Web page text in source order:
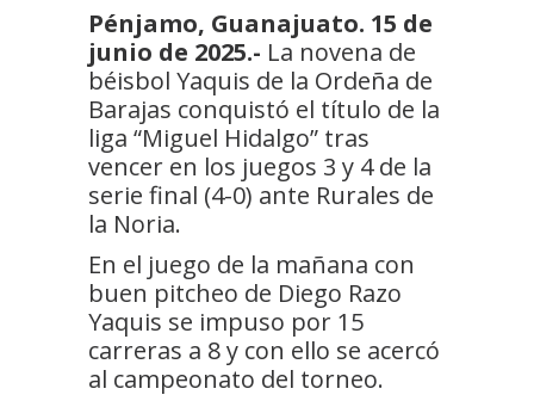
Pénjamo, Guanajuato. 15 de
junio de 2025.- La novena de
béisbol Yaquis de la Ordeña de
Barajas conquistó el título de la
liga “Miguel Hidalgo” tras
vencer en los juegos 3 y 4 de la
serie final (4-0) ante Rurales de
la Noria.
En el juego de la mañana con
buen pitcheo de Diego Razo
Yaquis se impuso por 15
carreras a 8 y con ello se acercó
al campeonato del torneo.